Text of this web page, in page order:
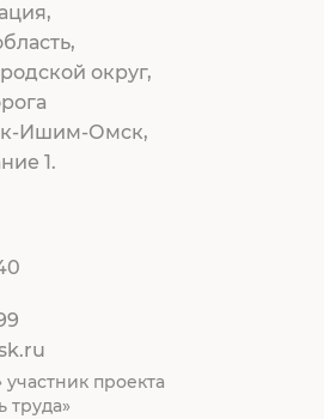
округ,
Ишим-Омск,
1.
проекта
труда»